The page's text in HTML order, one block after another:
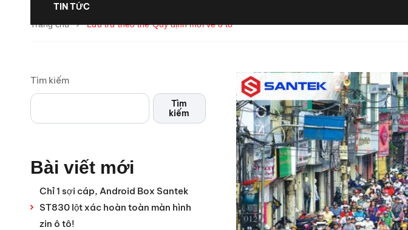
TIN TỨC
Trang chủ
Lưu trữ theo thẻ"Quy định mới về ô tô"
Tìm kiếm
Tìm
kiếm
Bài viết mới
Chỉ 1 sợi cáp, Android Box Santek
ST830 lột xác hoàn toàn màn hình
zin ô tô!